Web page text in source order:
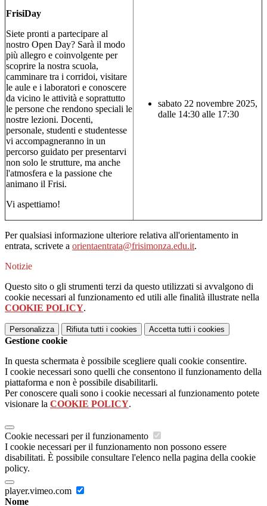
FrisiDay
Siete pronti a partecipare al
nostro Open Day? Sarà il modo
più allegro e coinvolgente per
scoprire la nostra scuola,
camminare tra i corridoi, visitare
le aule e i laboratori e conoscere
da vicino le attività e soprattutto
le persone che rendono speciali le
nostre lezioni. Docenti,
personale, studenti e studentesse
vi accompagneranno in un
percorso guidato per presentarvi
non solo le strutture, ma anche
l'atmosfera e la passione che
animano il Frisi.
Vi aspettiamo!
sabato 22 novembre 2025,
dalle 14:30 alle 17:30
Per qualsiasi informazione ulteriore relativa all'orientamento in
entrata, scrivete a orientaentrata@frisimonza.edu.it.
Notizie
Questo sito o gli strumenti terzi da questo utilizzati si avvalgono di
cookie necessari al funzionamento ed utili alle finalità illustrate nella
COOKIE POLICY.
Personalizza Rifiuta tutti i cookies Accetta tutti i cookies
Gestione cookie
In questa schermata è possibile scegliere quali cookie consentire.
I cookie necessari sono quelli che consentono il funzionamento della
piattaforma e non è possibile disabilitarli.
Per conoscere quali sono i cookie necessari al funzionamento potete
visionare la COOKIE POLICY.
Cookie necessari per il funzionamento
I cookie necessari per il funzionamento non possono essere
disabilitati. È possibile consultare l'elenco nella pagina della cookie
policy.
player.vimeo.com
Nome